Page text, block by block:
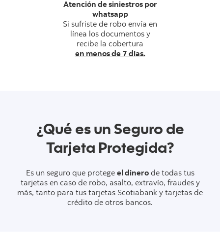
Atención de siniestros por
whatsapp
Si sufriste de robo envía en
línea los documentos y
recibe la cobertura
en menos de 7 días.
¿Qué es un Seguro de
Tarjeta Protegida?
Es un seguro que protege el dinerode todas tus
tarjetas en caso de robo, asalto, extravío, fraudes y
más, tanto para tus tarjetas Scotiabank y tarjetas de
crédito de otros bancos.